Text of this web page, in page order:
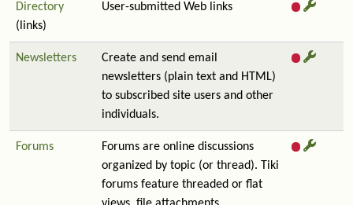
Directory
(links)
User-submitted Web links
Newsletters
Create and send email
newsletters (plain text and HTML)
to subscribed site users and other
individuals.
Forums
Forums are online discussions
organized by topic (or thread). Tiki
forums feature threaded or flat